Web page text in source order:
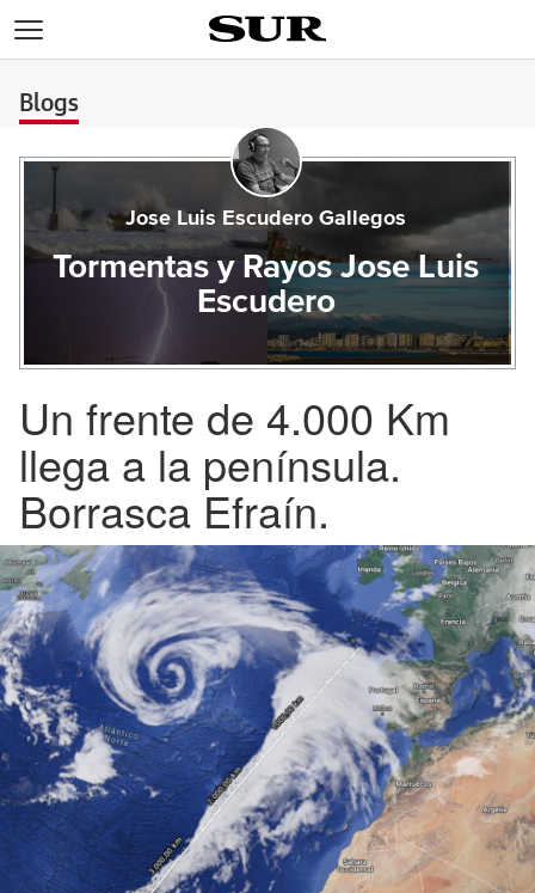
Blogs
Jose Luis Escudero Gallegos
Tormentas y Rayos Jose Luis
Escudero
Un frente de 4.000 Km
llega a la península.
Borrasca Efraín.